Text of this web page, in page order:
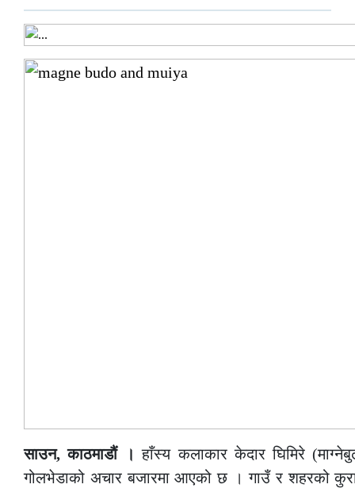
साउन, काठमाडौं । हाँस्य कलाकार केदार घिमिरे
गोलभेडाको अचार बजारमा आएको छ । गाउँ र शहरको